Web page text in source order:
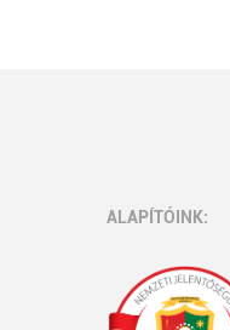
ALAPÍTÓINK: